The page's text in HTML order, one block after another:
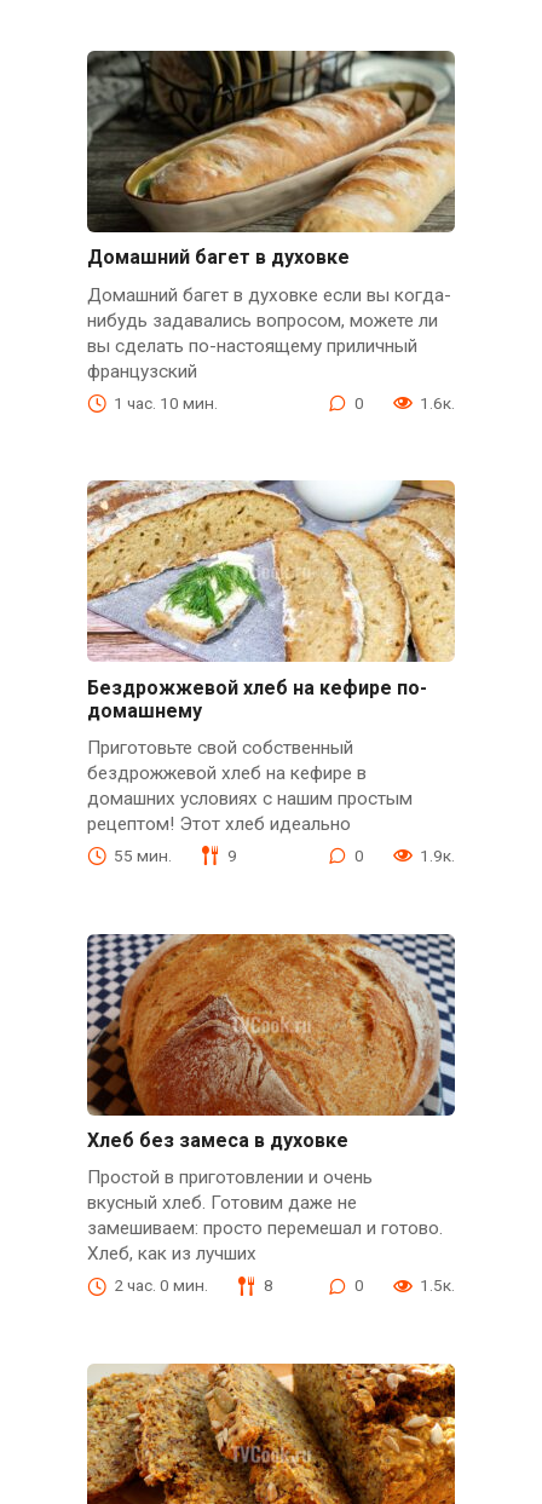
Домашний багет в духовке
Домашний багет в духовке если вы когда-
нибудь задавались вопросом, можете ли
вы сделать по-настоящему приличный
французский
1 час. 10 мин. 0 1.6к.
Бездрожжевой хлеб на кефире по-
домашнему
Приготовьте свой собственный
бездрожжевой хлеб на кефире в
домашних условиях с нашим простым
рецептом! Этот хлеб идеально
55 мин. 9 0 1.9к.
Хлеб без замеса в духовке
Простой в приготовлении и очень
вкусный хлеб. Готовим даже не
замешиваем: просто перемешал и готово.
Хлеб, как из лучших
2 час. 0 мин. 8 0 1.5к.